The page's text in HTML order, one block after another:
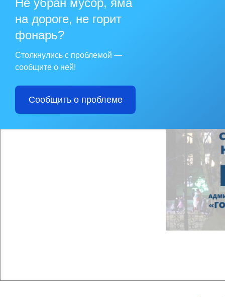
Не убран мусор, яма
на дороге, не горит
фонарь?
Столкнулись с проблемой —
сообщите о ней!
Сообщить о проблеме